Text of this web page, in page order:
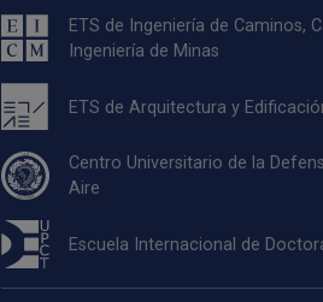
ETS de Ingeniería de Caminos,
Ingeniería de Minas
ETS de Arquitectura y
Centro Universitario de la
Aire
Escuela Internacional de